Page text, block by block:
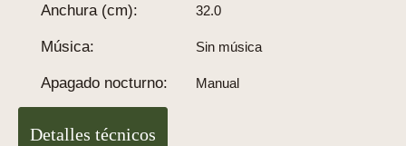
Anchura (cm): 32.0
Música: Sin música
Apagado nocturno: Manual
Detalles técnicos